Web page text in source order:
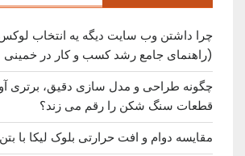
چرا داشتن وب سایت دیگه یه انتخاب
(راهنمای جامع رشد کسب ‌و کار در
چگونه طراحی و مدل سازی دقیق، برتری
قطعات سنگ شکن را رقم می زند؟
مقایسه دوام و افت حرارتی بلوک لیکا با